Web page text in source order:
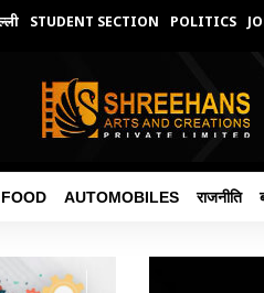
STUDENT SECTION POLITICS
FOOD AUTOMOBILES राजनीति